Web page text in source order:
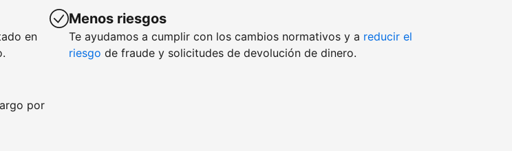
en
por
Menos riesgos
Te ayudamos a cumplir con los cambios normativos y a reducir el
riesgo de fraude y solicitudes de devolución de dinero.